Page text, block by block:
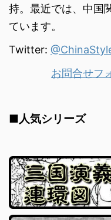
持。最近では、中国
ています。
Twitter:
お問合せフ
■人気シリーズ